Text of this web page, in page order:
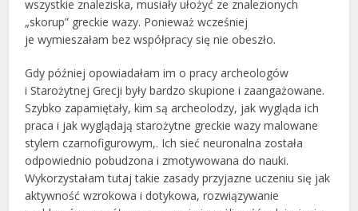
wszystkie znaleziska, musiały ułożyć ze znalezionych
„skorup” greckie wazy. Ponieważ wcześniej
je wymieszałam bez współpracy się nie obeszło.
Gdy później opowiadałam im o pracy archeologów
i Starożytnej Grecji były bardzo skupione i zaangażowane.
Szybko zapamiętały, kim są archeolodzy, jak wygląda ich
praca i jak wyglądają starożytne greckie wazy malowane
stylem czarnofigurowym,. Ich sieć neuronalna została
odpowiednio pobudzona i zmotywowana do nauki.
Wykorzystałam tutaj takie zasady przyjazne uczeniu się jak
aktywność wzrokowa i dotykowa, rozwiązywanie